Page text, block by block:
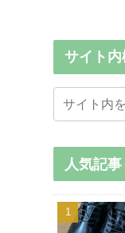
サイト内
人気記